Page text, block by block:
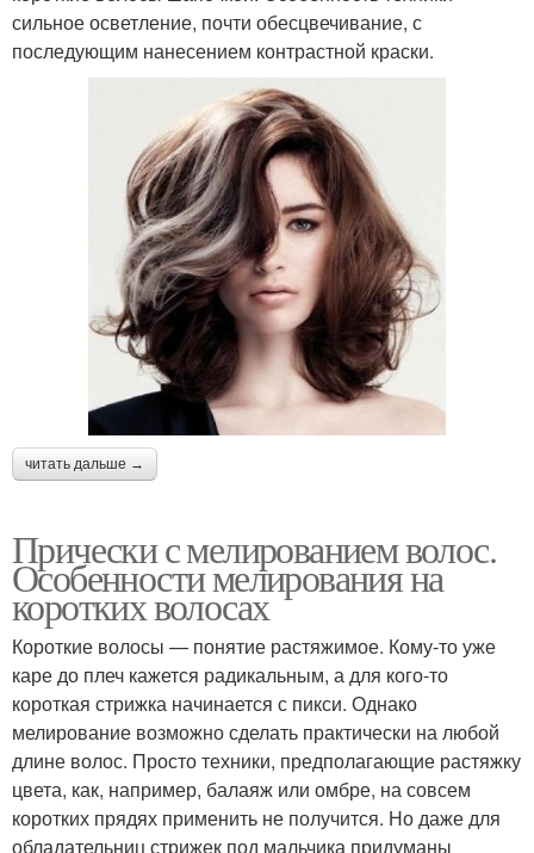
сильное осветление, почти обесцвечивание, с
последующим нанесением контрастной краски.
читать дальше →
Прически с мелированием волос.
Особенности мелирования на
коротких волосах
Короткие волосы — понятие растяжимое. Кому-то уже
каре до плеч кажется радикальным, а для кого-то
короткая стрижка начинается с пикси. Однако
мелирование возможно сделать практически на любой
длине волос. Просто техники, предполагающие растяжку
цвета, как, например, балаяж или омбре, на совсем
коротких прядях применить не получится. Но даже для
обладательниц стрижек под мальчика придуманы